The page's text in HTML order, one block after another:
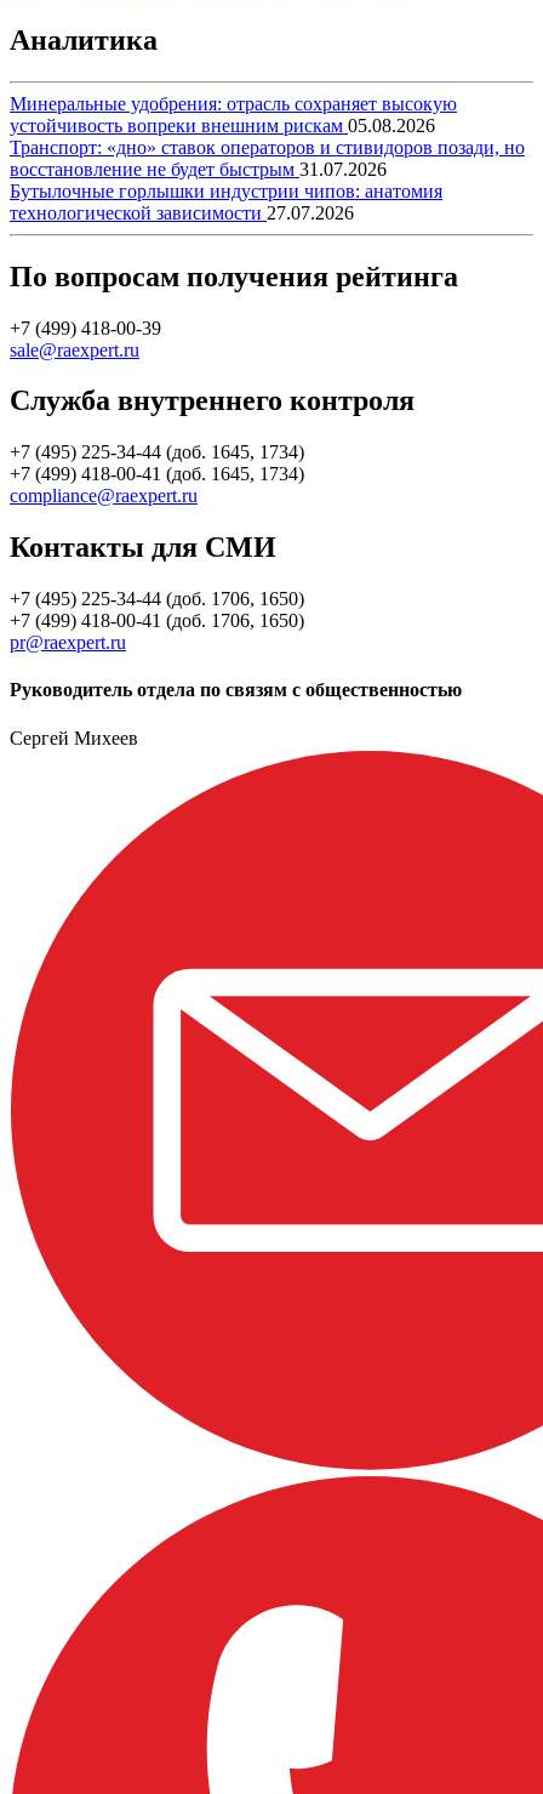
Аналитика
Минеральные удобрения: отрасль сохраняет высокую
устойчивость вопреки внешним рискам 05.08.2026
Транспорт: «дно» ставок операторов и стивидоров позади, но
восстановление не будет быстрым 31.07.2026
Бутылочные горлышки индустрии чипов: анатомия
технологической зависимости 27.07.2026
По вопросам получения рейтинга
+7 (499) 418-00-39
sale@raexpert.ru
Служба внутреннего контроля
+7 (495) 225-34-44 (доб. 1645, 1734)
+7 (499) 418-00-41 (доб. 1645, 1734)
compliance@raexpert.ru
Контакты для СМИ
+7 (495) 225-34-44 (доб. 1706, 1650)
+7 (499) 418-00-41 (доб. 1706, 1650)
pr@raexpert.ru
Руководитель отдела по связям с общественностью
Сергей Михеев